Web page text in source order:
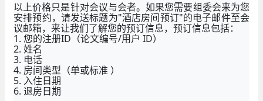
以上价格只是针对会议与会者。如果您需要组委会来为您
安排预约，请发送标题为"酒店房间预订"的电子邮件至会
议邮箱，来让我们了解您的预订信息，预订信息包括：
1. 您的注册ID（论文编号/用户 ID）
2. 姓名
3. 电话
4. 房间类型（单或标准 ）
5. 入住日期
6. 退房日期